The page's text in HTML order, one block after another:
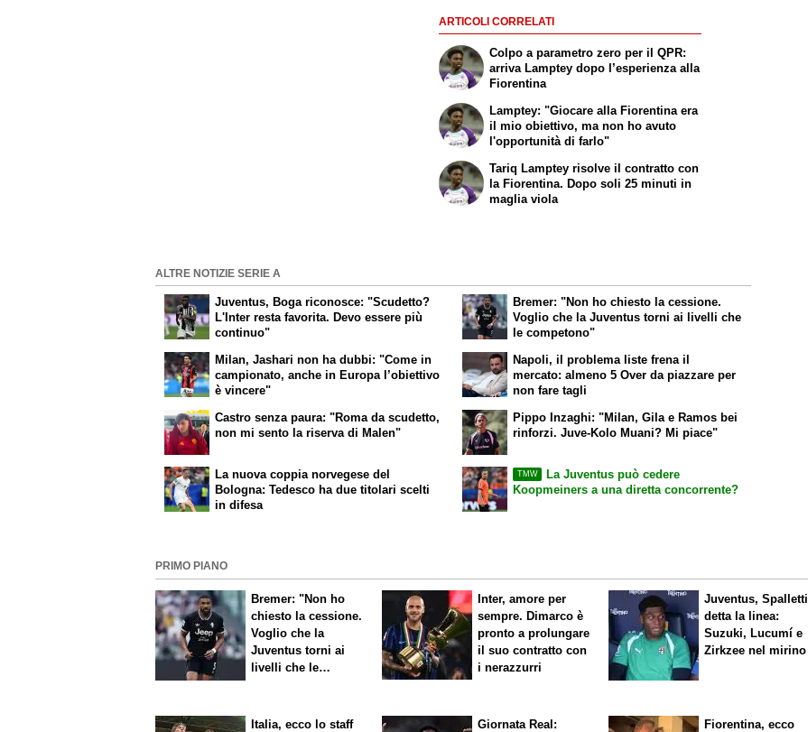
ARTICOLI CORRELATI
Colpo a parametro zero per il QPR:
arriva Lamptey dopo l’esperienza alla
Fiorentina
Lamptey: "Giocare alla Fiorentina era
il mio obiettivo, ma non ho avuto
l'opportunità di farlo"
Tariq Lamptey risolve il contratto con
la Fiorentina. Dopo soli 25 minuti in
maglia viola
ALTRE NOTIZIE SERIE A
Juventus, Boga riconosce: "Scudetto?
L'Inter resta favorita. Devo essere più
continuo"
Milan, Jashari non ha dubbi: "Come in
campionato, anche in Europa l’obiettivo
è vincere"
Bremer: "Non ho chiesto la cessione.
Voglio che la Juventus torni ai livelli che
le competono"
Napoli, il problema liste frena il
mercato: almeno 5 Over da piazzare per
non fare tagli
Castro senza paura: "Roma da scudetto,
non mi sento la riserva di Malen"
La nuova coppia norvegese del
Bologna: Tedesco ha due titolari scelti
in difesa
Pippo Inzaghi: "Milan, Gila e Ramos bei
rinforzi. Juve-Kolo Muani? Mi piace"
TMW
La Juventus può cedere
Koopmeiners a una diretta concorrente?
PRIMO PIANO
Bremer: "Non ho
chiesto la cessione.
Voglio che la
Juventus torni ai
livelli che le
Inter, amore per
sempre. Dimarco è
pronto a prolungare
il suo contratto con
i nerazzurri
Juventus, Spalletti
detta la linea:
Suzuki, Lucumí e
Zirkzee nel mirino
Italia, ecco lo staff
Giornata Real:
Fiorentina, ecco